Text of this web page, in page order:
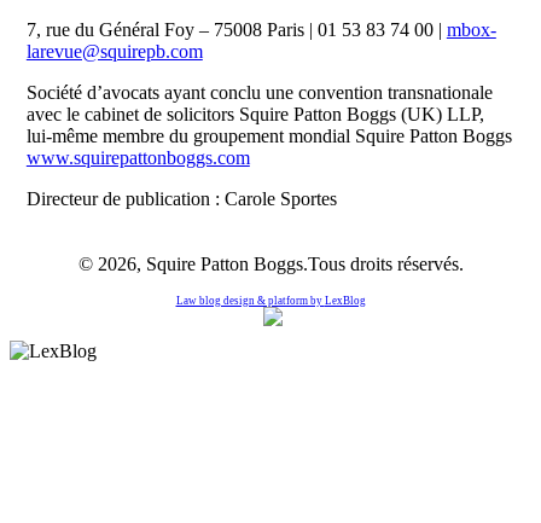
7, rue du Général Foy – 75008 Paris | 01 53 83 74 00 | mbox-
larevue@squirepb.com
Société d’avocats ayant conclu une convention transnationale
avec le cabinet de solicitors Squire Patton Boggs (UK) LLP,
lui-même membre du groupement mondial Squire Patton Boggs
www.squirepattonboggs.com
Directeur de publication : Carole Sportes
© 2026, Squire Patton Boggs.Tous droits réservés.
Law blog design & platform by LexBlog